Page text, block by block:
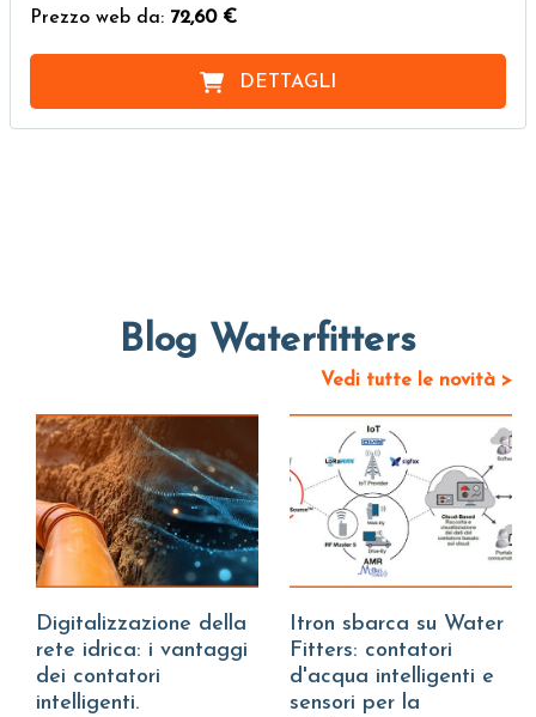
Prezzo web da: 72,60 €
DETTAGLI
Blog Waterfitters
Vedi tutte le novità >
Digitalizzazione della
rete idrica: i vantaggi
dei contatori
intelligenti.
Itron sbarca su Water
Fitters: contatori
d'acqua intelligenti e
sensori per la